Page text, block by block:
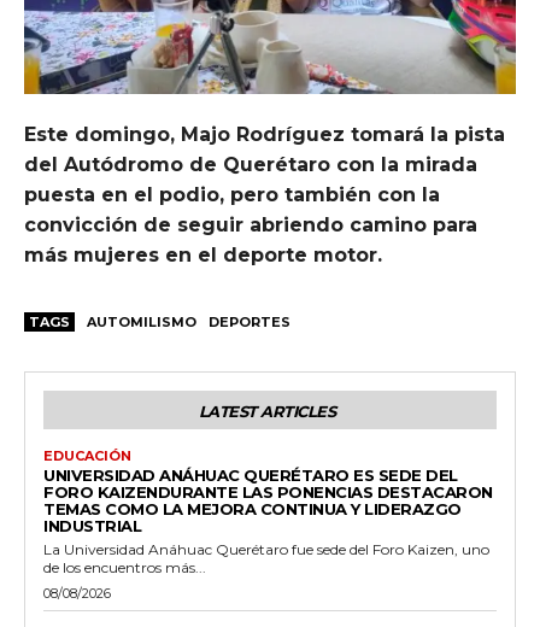
Este domingo, Majo Rodríguez tomará la pista
del Autódromo de Querétaro con la mirada
puesta en el podio, pero también con la
convicción de seguir abriendo camino para
más mujeres en el deporte motor.
TAGS AUTOMILISMO DEPORTES
LATEST ARTICLES
EDUCACIÓN
UNIVERSIDAD ANÁHUAC QUERÉTARO ES SEDE DEL
FORO KAIZENDURANTE LAS PONENCIAS DESTACARON
TEMAS COMO LA MEJORA CONTINUA Y LIDERAZGO
INDUSTRIAL
La Universidad Anáhuac Querétaro fue sede del Foro Kaizen, uno
de los encuentros más...
08/08/2026